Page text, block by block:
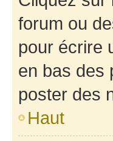
forum ou
pour écrire
en bas des
poster des
Haut